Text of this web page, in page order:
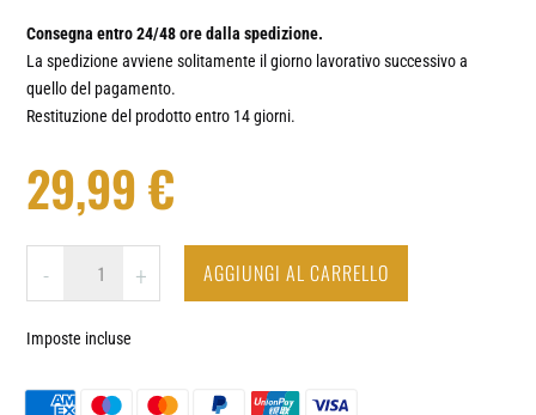
Consegna entro 24/48 ore dalla spedizione.
La spedizione avviene solitamente il giorno lavorativo successivo a
quello del pagamento.
Restituzione del prodotto entro 14 giorni.
29,99€
DA
IN
- + AGGIUNGI AL CARRELLO
Imposte incluse